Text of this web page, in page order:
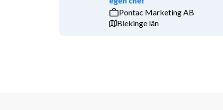
Pontac Marketing AB
Blekinge län